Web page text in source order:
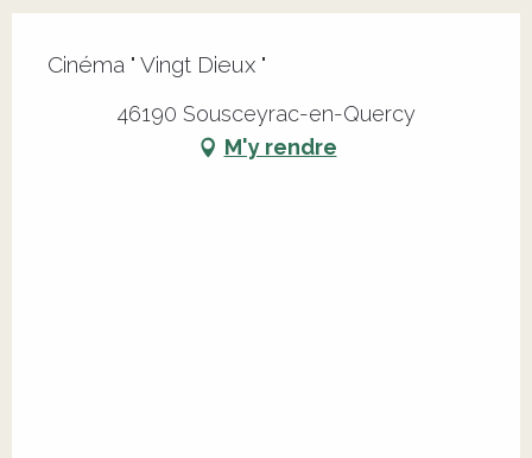
Cinéma " Vingt Dieux "
46190 Sousceyrac-en-Quercy
M'y rendre